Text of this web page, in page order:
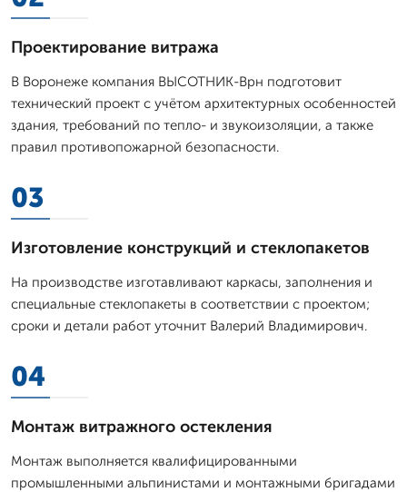
Проектирование витража
В Воронеже компания ВЫСОТНИК-Врн подготовит
технический проект с учётом архитектурных особенностей
здания, требований по тепло- и звукоизоляции, а также
правил противопожарной безопасности.
03
Изготовление конструкций и стеклопакетов
На производстве изготавливают каркасы, заполнения и
специальные стеклопакеты в соответствии с проектом;
сроки и детали работ уточнит Валерий Владимирович.
04
Монтаж витражного остекления
Монтаж выполняется квалифицированными
промышленными альпинистами и монтажными бригадами